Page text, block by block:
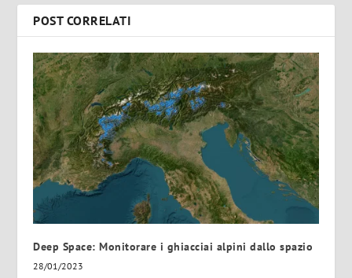
POST CORRELATI
Deep Space: Monitorare i ghiacciai alpini dallo spazio
28/01/2023